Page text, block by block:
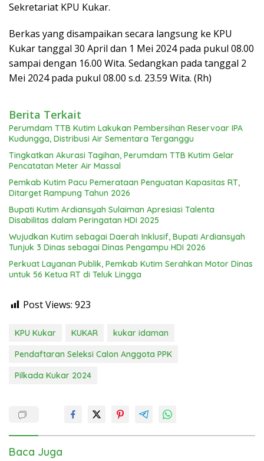
Sekretariat KPU Kukar.
Berkas yang disampaikan secara langsung ke KPU
Kukar tanggal 30 April dan 1 Mei 2024 pada pukul 08.00
sampai dengan 16.00 Wita. Sedangkan pada tanggal 2
Mei 2024 pada pukul 08.00 s.d. 23.59 Wita. (Rh)
Berita Terkait
Perumdam TTB Kutim Lakukan Pembersihan Reservoar IPA
Kudungga, Distribusi Air Sementara Terganggu
Tingkatkan Akurasi Tagihan, Perumdam TTB Kutim Gelar
Pencatatan Meter Air Massal
Pemkab Kutim Pacu Pemerataan Penguatan Kapasitas RT,
Ditarget Rampung Tahun 2026
Bupati Kutim Ardiansyah Sulaiman Apresiasi Talenta
Disabilitas dalam Peringatan HDI 2025
Wujudkan Kutim sebagai Daerah Inklusif, Bupati Ardiansyah
Tunjuk 3 Dinas sebagai Dinas Pengampu HDI 2026
Perkuat Layanan Publik, Pemkab Kutim Serahkan Motor Dinas
untuk 56 Ketua RT di Teluk Lingga
Post Views: 923
KPU Kukar KUKAR
kukar idaman
Pendaftaran Seleksi Calon Anggota PPK
Pilkada Kukar 2024
Baca Juga